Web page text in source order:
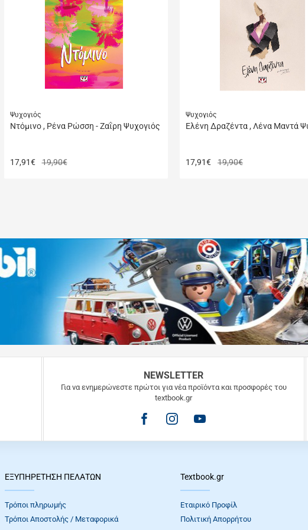
Ψυχογιός
Ντόμινο , Ρένα Ρώσση - Ζαΐρη Ψυχογιός
17,91€ 19,90€
Ψυχογιός
Ελένη Δραζέντα , Λένα Μαντά
17,91€ 19,90€
NEWSLETTER
Για να ενημερώνεστε πρώτοι για νέα προϊόντα και προσφορές του
textbook.gr
ΕΞΥΠΗΡΕΤΗΣΗ ΠΕΛΑΤΩΝ
Τρόποι πληρωμής
Τρόποι Αποστολής / Μεταφορικά
Textbook.gr
Εταιρικό Προφίλ
Πολιτική Απορρήτου